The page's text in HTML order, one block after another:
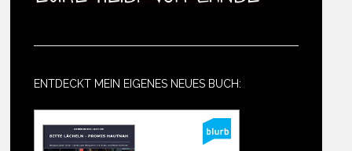
ENTDECKT MEIN EIGENES NEUES BUCH: